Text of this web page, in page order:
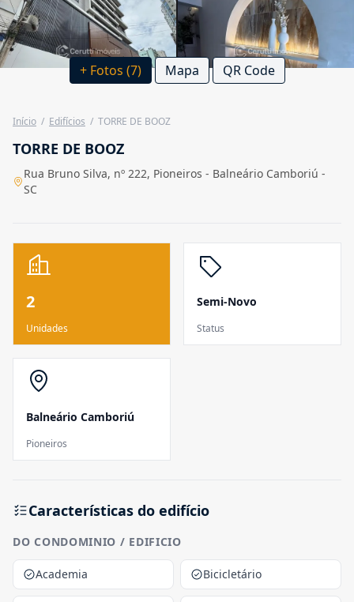
+ Fotos (7) Mapa QR Code
Início / Edifícios / TORRE DE BOOZ
TORRE DE BOOZ
Rua Bruno Silva, nº 222, Pioneiros - Balneário Camboriú -
SC
2
Unidades
Semi-Novo
Status
Balneário Camboriú
Pioneiros
Características do edifício
DO CONDOMINIO / EDIFICIO
Academia Bicicletário